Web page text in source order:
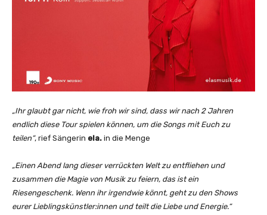
„Ihr glaubt gar nicht, wie froh wir sind, dass wir nach 2 Jahren
endlich diese Tour spielen können, um die Songs mit Euch zu
teilen“, rief Sängerin ela. in die Menge
„Einen Abend lang dieser verrückten Welt zu entfliehen und
zusammen die Magie von Musik zu feiern, das ist ein
Riesengeschenk. Wenn ihr irgendwie könnt, geht zu den Shows
eurer Lieblingskünstler:innen und teilt die Liebe und Energie.“